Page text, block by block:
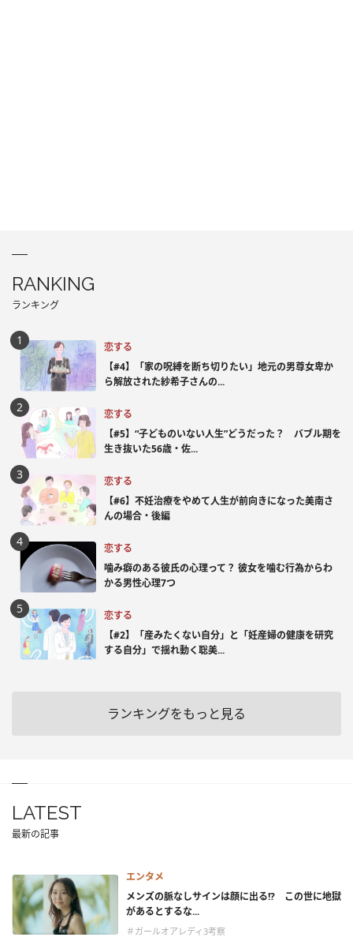
RANKING
ランキング
恋する
【#4】「家の呪縛を断ち切りたい」地元の男尊女卑か
ら解放された紗希子さんの...
恋する
【#5】“子どものいない人生”どうだった？ バブル期を
生き抜いた56歳・佐...
恋する
【#6】不妊治療をやめて人生が前向きになった美南さ
んの場合・後編
恋する
噛み癖のある彼氏の心理って？ 彼女を噛む行為からわ
かる男性心理7つ
恋する
【#2】「産みたくない自分」と「妊産婦の健康を研究
する自分」で揺れ動く聡美...
ランキングをもっと見る
LATEST
最新の記事
エンタメ
メンズの脈なしサインは顔に出る!? この世に地獄
があるとするな...
＃ガールオアレディ3考察